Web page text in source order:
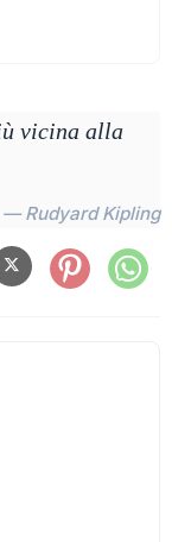
vicina alla
— Rudyard Kipling